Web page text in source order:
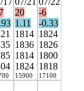
20
1.11
1814
1836
1814
1824
15900
-6
-0.33
1824
1826
1800
1818
17100